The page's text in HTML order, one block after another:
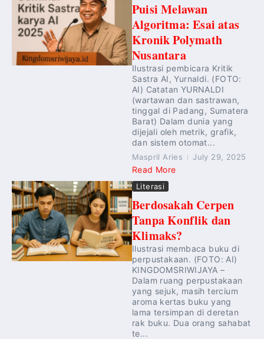
Puisi Melawan
Algoritma: Esai atas
Kronik Polymath
Nusantara
Ilustrasi pembicara Kritik
Sastra AI, Yurnaldi. (FOTO:
AI) Catatan YURNALDI
(wartawan dan sastrawan,
tinggal di Padang, Sumatera
Barat) Dalam dunia yang
dijejali oleh metrik, grafik,
dan sistem otomat...
Maspril Aries July 29, 2025
Read More
Literasi
Berdosakah Cerpen
Tanpa Konflik dan
Klimaks?
Ilustrasi membaca buku di
perpustakaan. (FOTO: AI)
KINGDOMSRIWIJAYA –
Dalam ruang perpustakaan
yang sejuk, masih tercium
aroma kertas buku yang
lama tersimpan di deretan
rak buku. Dua orang sahabat
te...